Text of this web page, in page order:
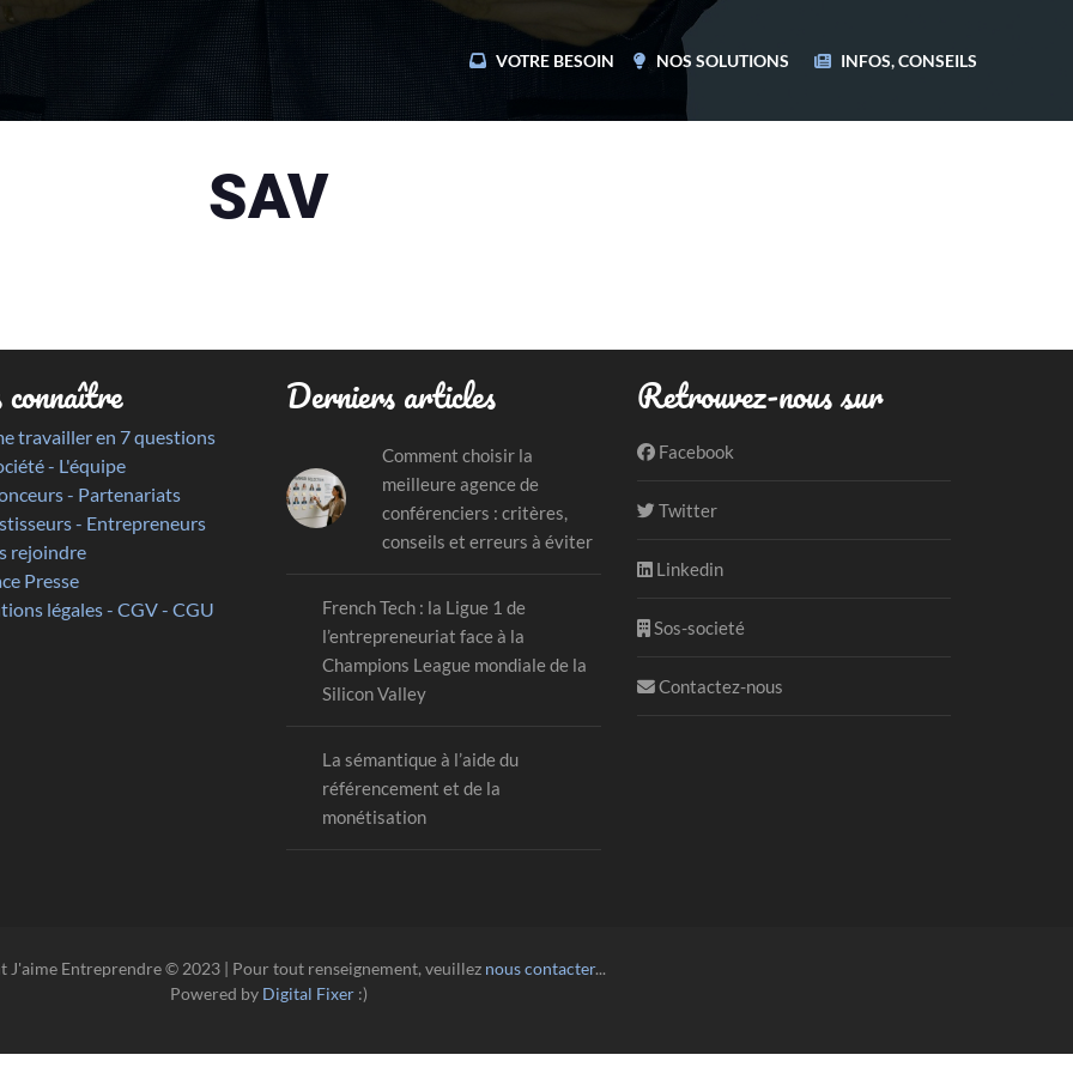
VOTRE BESOIN NOS SOLUTIONS INFOS, CONSEILS
SAV
travailler en 7 questions
- L'équipe
- Partenariats
- Entrepreneurs
rejoindre
Presse
légales - CGV - CGU
Derniers articles
Comment choisir la
meilleure agence de
conférenciers : critères,
conseils et erreurs à éviter
French Tech : la Ligue 1 de
l’entrepreneuriat face à la
Champions League mondiale de la
Silicon Valley
La sémantique à l’aide du
référencement et de la
monétisation
Retrouvez-nous sur
Facebook
Twitter
Linkedin
Sos-societé
Contactez-nous
J'aime Entreprendre © 2023 | Pour tout renseignement, veuillez nous contacter...
Powered by Digital Fixer:)